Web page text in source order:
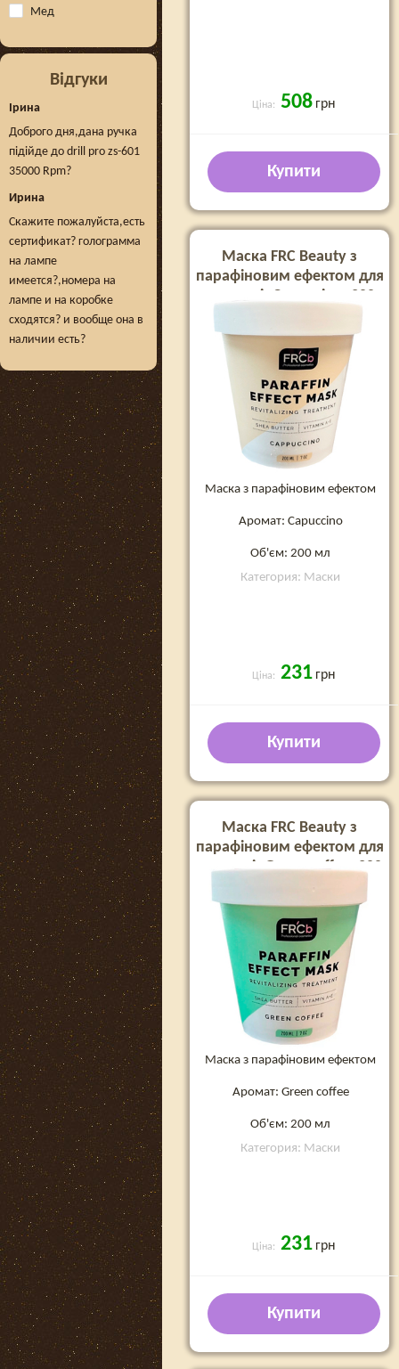
Мед
Відгуки
Ірина
Доброго дня,дана ручка
підійде до drill pro zs-601
35000 Rpm?
Ирина
Скажите пожалуйста,есть
сертификат? голограмма
на лампе
имеется?,номера на
лампе и на коробке
сходятся? и вообще она в
наличии есть?
Ціна: 508 грн
Купити
Маска FRC Beauty з
парафіновим ефектом для
рук та ніг Capuccino, 200
Маска з парафіновим ефектом
Аромат: Capuccino
Об'єм: 200 мл
Категория: Маски
Ціна: 231 грн
Купити
Маска FRC Beauty з
парафіновим ефектом для
рук та ніг Green coffee, 200
Маска з парафіновим ефектом
Аромат: Green coffee
Об'єм: 200 мл
Категория: Маски
Ціна: 231 грн
Купити